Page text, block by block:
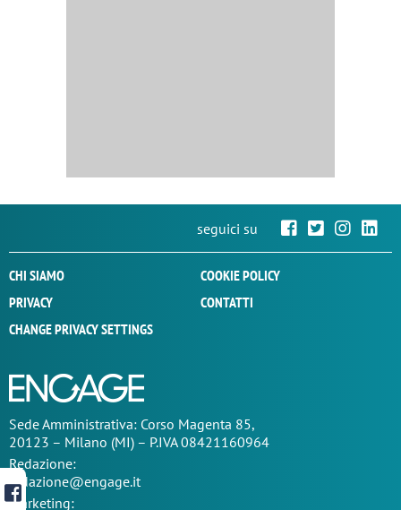
seguici su
CHI SIAMO
COOKIE POLICY
PRIVACY
CONTATTI
CHANGE PRIVACY SETTINGS
SedeAmministrativa: Corso Magenta 85,
20123 – Milano (MI) – P.IVA 08421160964
Redazione:
redazione@engage.it
Marketing: